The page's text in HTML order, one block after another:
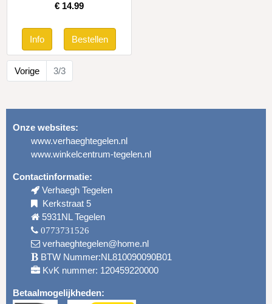
€ 14.99
Vorige 3/3
Onze websites:
www.verhaeghtegelen.nl
www.winkelcentrum-tegelen.nl
Contactinformatie:
Verhaegh Tegelen
Kerkstraat 5
5931NL Tegelen
0773731526
verhaeghtegelen@home.nl
BTW Nummer:NL810090090B01
KvK nummer: 120459220000
Betaalmogelijkheden: